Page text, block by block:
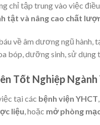
chỉ tập trung vào việc
tật và nâng cao chất
về âm dương ngũ hành,
bóp, dưỡng sinh, sử dụng
Tốt Nghiệp Ngành
tại các bệnh viện YHCT
liệu , hoặc mở phòng